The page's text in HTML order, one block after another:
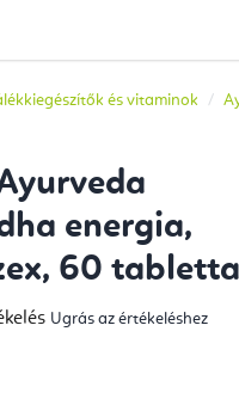
és vitaminok
energia,
60
Ugrás az értékeléshez